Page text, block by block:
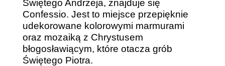
Świętego Andrzeja, znajduje się
Confessio. Jest to miejsce przepięknie
udekorowane kolorowymi marmurami
oraz mozaiką z Chrystusem
błogosławiącym, które otacza grób
Świętego Piotra.